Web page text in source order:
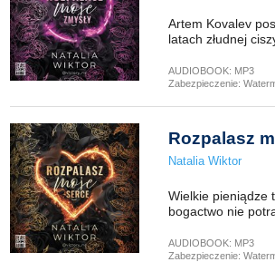
Artem Kovalev
latach złudnej
AUDIOBOOK: MP3
Zabezpieczenie:
Rozpalasz
Natalia Wiktor
Wielkie pieniądze
bogactwo nie
AUDIOBOOK: MP3
Zabezpieczenie: